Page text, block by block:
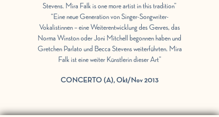
Stevens. Mira Falk is one more artist in this tradition”
“Eine neue Generation von Singer-Songwriter-
Vokalistinnen – eine Weiterentwicklung des Genres, das
Norma Winston oder Joni Mitchell begonnen haben und
Gretchen Parlato und Becca Stevens weiterführten. Mira
Falk ist eine weiter Künstlerin dieser Art”
CONCERTO (A), Okt/Nov 2013